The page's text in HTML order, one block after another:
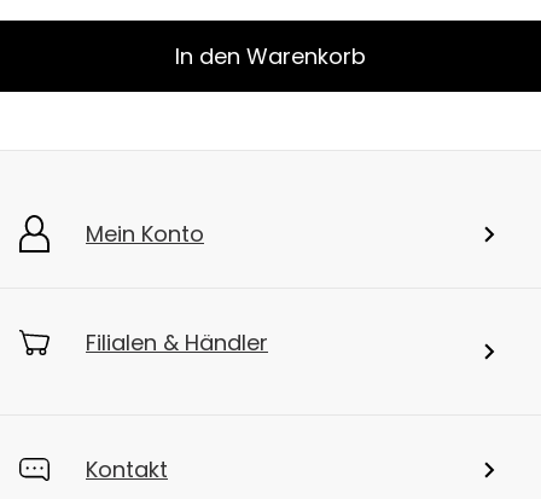
In den Warenkorb
Mein Konto
Filialen & Händler
Kontakt